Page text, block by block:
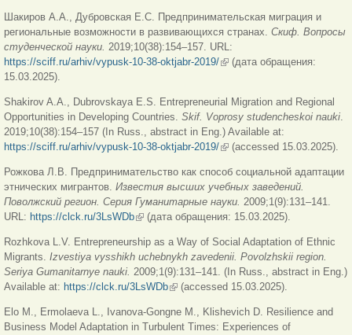
Шакиров А.А., Дубровская Е.С. Предпринимательская миграция и
региональные возможности в развивающихся странах. Скиф. Вопросы
студенческой науки. 2019;10(38):154–157. URL:
https://sciff.ru/arhiv/vypusk-10-38-oktjabr-2019/(внешняя ссылка)
(дата обращения:
15.03.2025).
Shakirov A.A., Dubrovskaya E.S. Entrepreneurial Migration and Regional
Opportunities in Developing Countries. Skif. Voprosy studencheskoi nauki.
2019;10(38):154–157 (In Russ., abstract in Eng.) Available at:
https://sciff.ru/arhiv/vypusk-10-38-oktjabr-2019/(внешняя ссылка)
(accessed 15.03.2025).
Рожкова Л.В. Предпринимательство как способ социальной адаптации
этнических мигрантов. Известия высших учебных заведений.
Поволжский регион. Серия Гуманитарные науки. 2009;1(9):131–141.
URL: https://clck.ru/3LsWDb(внешняя ссылка)
(дата обращения: 15.03.2025).
Rozhkova L.V. Entrepreneurship as a Way of Social Adaptation of Ethnic
Migrants. Izvestiya vysshikh uchebnykh zavedenii. Povolzhskii region.
Seriya Gumanitarnye nauki. 2009;1(9):131–141. (In Russ., abstract in Eng.)
Available at: https://clck.ru/3LsWDb(внешняя ссылка)
(accessed 15.03.2025).
Elo M., Ermolaeva L., Ivanova-Gongne M., Klishevich D. Resilience and
Business Model Adaptation in Turbulent Times: Experiences of